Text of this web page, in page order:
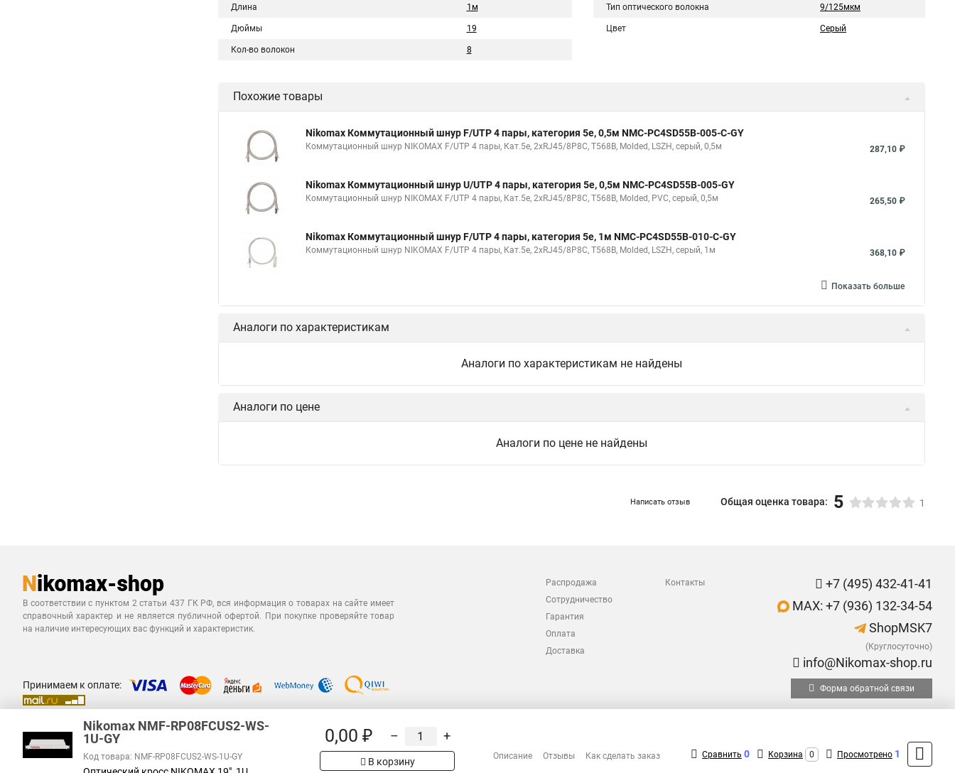
Длина 1м
Дюймы 19
Кол-во волокон 8
Тип оптического волокна 9/125мкм
Цвет Серый
Похожие товары
Nikomax Коммутационный шнур F/UTP 4 пары, категория 5е, 0,5м NMC-PC4SD55B-005-C-GY
Коммутационный шнур NIKOMAX F/UTP 4 пары, Кат.5е, 2хRJ45/8P8C, T568B, Molded, LSZH, серый, 0,5м 287,10 ₽
Nikomax Коммутационный шнур U/UTP 4 пары, категория 5е, 0,5м NMC-PC4SD55B-005-GY
Коммутационный шнур NIKOMAX F/UTP 4 пары, Кат.5е, 2хRJ45/8P8C, T568B, Molded, PVC, серый, 0,5м 265,50 ₽
Nikomax Коммутационный шнур F/UTP 4 пары, категория 5е, 1м NMC-PC4SD55B-010-C-GY
Коммутационный шнур NIKOMAX F/UTP 4 пары, Кат.5е, 2хRJ45/8P8C, T568B, Molded, LSZH, серый, 1м 368,10 ₽
Показать больше
Аналоги по характеристикам
Аналоги по характеристикам не найдены
Аналоги по цене
Аналоги по цене не найдены
Написать отзыв Общая оценка товара: 5 1
В соответствии с пунктом 2 статьи 437 ГК РФ, вся информация о товарах на сайте имеет
справочный характер и не является публичной офертой. При покупке проверяйте товар
на наличие интересующих вас функций и характеристик.
Распродажа
Сотрудничество
Гарантия
Оплата
Доставка
Контакты
+7 (495) 432-41-41
MAX: +7 (936) 132-34-54
ShopMSK7
(Круглосуточно)
info@Nikomax-shop.ru
Принимаем к оплате: Форма обратной связи
Nikomax NMF-RP08FCUS2-WS-
1U-GY
Код товара: NMF-RP08FCUS2-WS-1U-GY
0,00 ₽ – +
В корзину
Описание Отзывы Как сделать заказ Сравнить 0 Корзина 0 Просмотрено 1